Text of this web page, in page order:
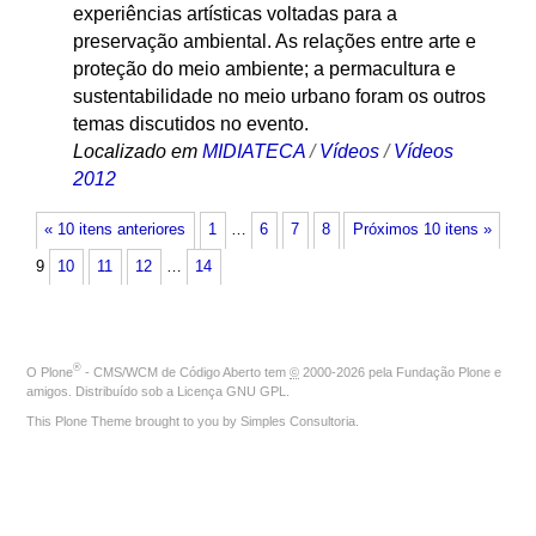
experiências artísticas voltadas para a
preservação ambiental. As relações entre arte e
proteção do meio ambiente; a permacultura e
sustentabilidade no meio urbano foram os outros
temas discutidos no evento.
Localizado em MIDIATECA /Vídeos /Vídeos
2012
« 10 itens anteriores Próximos 10 itens »
1 … 6 7 8
9 10 11 12 … 14
O Plone® - CMS/WCM de Código Aberto tem © 2000-2026 pela Fundação Plone e
amigos. Distribuído sob a Licença GNU GPL
This Plone Theme brought to you by Simples Consultoria